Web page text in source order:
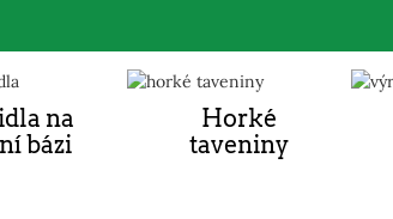
na
bázi
Horké
taveniny